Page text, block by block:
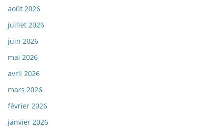
août 2026
juillet 2026
juin 2026
mai 2026
avril 2026
mars 2026
février 2026
janvier 2026